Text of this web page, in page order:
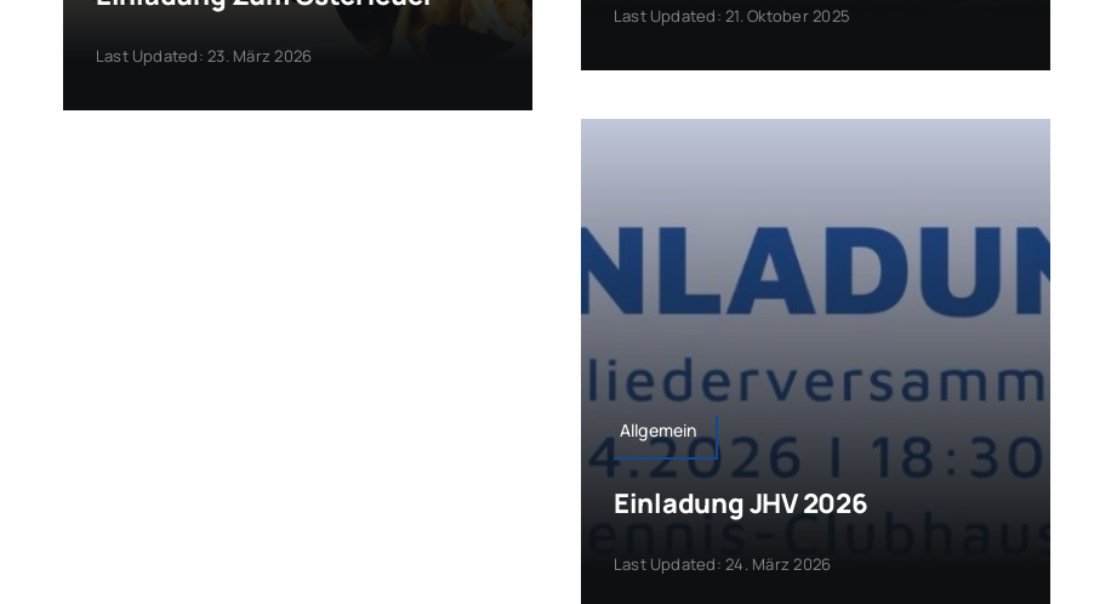
Last Updated: 21. Oktober 2025
Last Updated: 23. März 2026
Allgemein
Einladung JHV 2026
Last Updated: 24. März 2026